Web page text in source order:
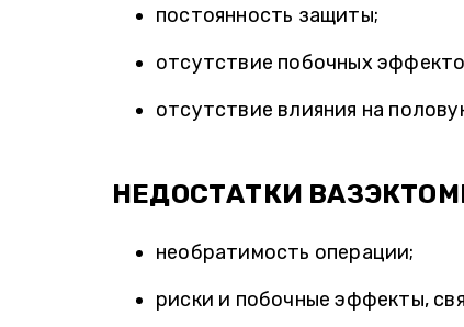
постоянность защиты;
отсутствие побочных
отсутствие влияния на
НЕДОСТАТКИ
необратимость операции;
риски и побочные эффекты,